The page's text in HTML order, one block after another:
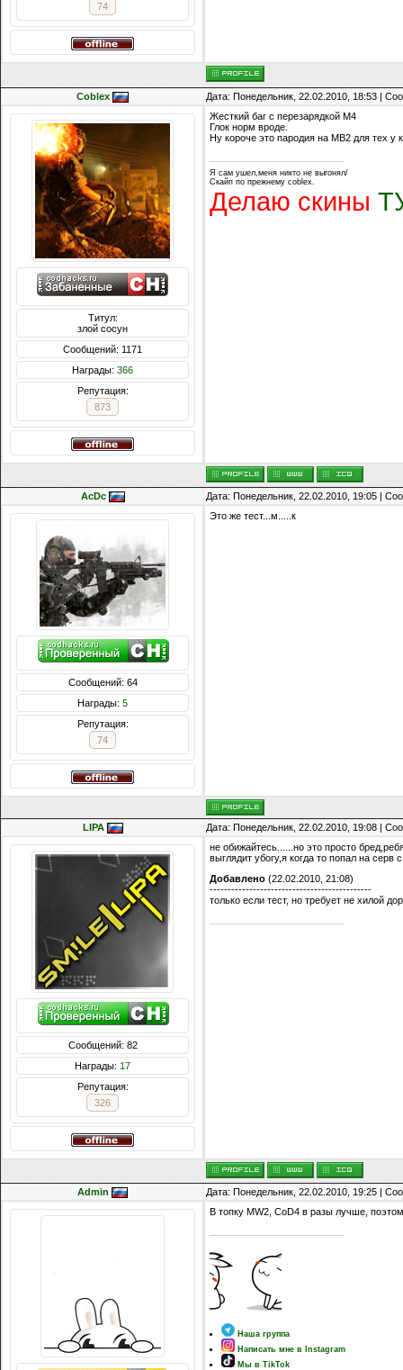
74
Coblex Дата: Понедельник, 22.02.2010, 18:53 |
Титул:
злой сосун
Сообщений: 1171
Награды: 366
Репутация:
873
Жесткий баг с перезарядкой М4
Глок норм вроде.
Ну короче это пародия на МВ2 для тех у
Я сам ушел,меня никто не выгонял/
Скайп по прежнему coblex.
Делаю скины
AcDc Дата: Понедельник, 22.02.2010, 19:05 |
Сообщений: 64
Награды: 5
Репутация:
74
Это же тест...м.....к
LIPA Дата: Понедельник, 22.02.2010, 19:08 |
Сообщений: 82
Награды: 17
Репутация:
326
не обижайтесь......но это просто
выглядит убогу,я когда то попал на
Добавлено (22.02.2010, 21:08)
---------------------------------------------
только если тест, но требует не хилой
Admin Дата: Понедельник, 22.02.2010, 19:25 |
В топку MW2, CoD4 в разы лучше,
Наша группа
Написать мне в Instagram
Мы в TikTok